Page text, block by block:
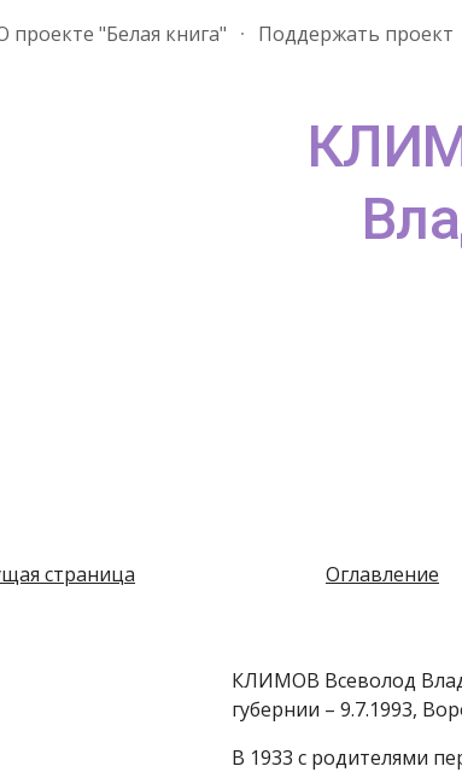
Skip to main content
проекте "Белая книга" Поддержать проект
страница Оглавление
КЛИМОВ Всеволод
губернии – 9.7.1993,
В 1933 с родителями